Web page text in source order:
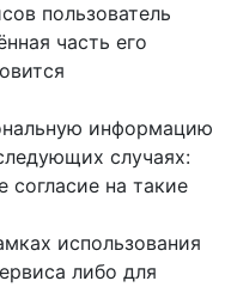
пользователь
часть его
информацию
случаях:
согласие на такие
использования
либо для